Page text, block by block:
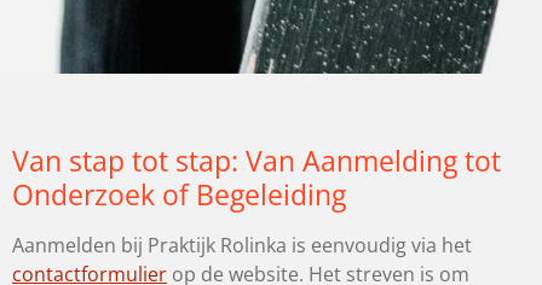
Van stap tot stap: Van Aanmelding tot
Onderzoek of Begeleiding
Aanmelden bij Praktijk Rolinka is eenvoudig via het
contactformulier op de website. Het streven is om